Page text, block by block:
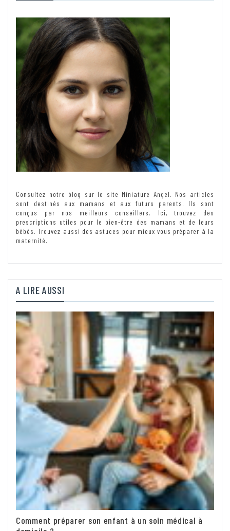
Consultez notre blog sur le site Miniature Angel. Nos articles
sont destinés aux mamans et aux futurs parents. Ils sont
conçus par nos meilleurs conseillers. Ici, trouvez des
prescriptions utiles pour le bien-être des mamans et de leurs
bébés. Trouvez aussi des astuces pour mieux vous préparer à la
maternité.
A LIRE AUSSI
Comment préparer son enfant à un soin médical à